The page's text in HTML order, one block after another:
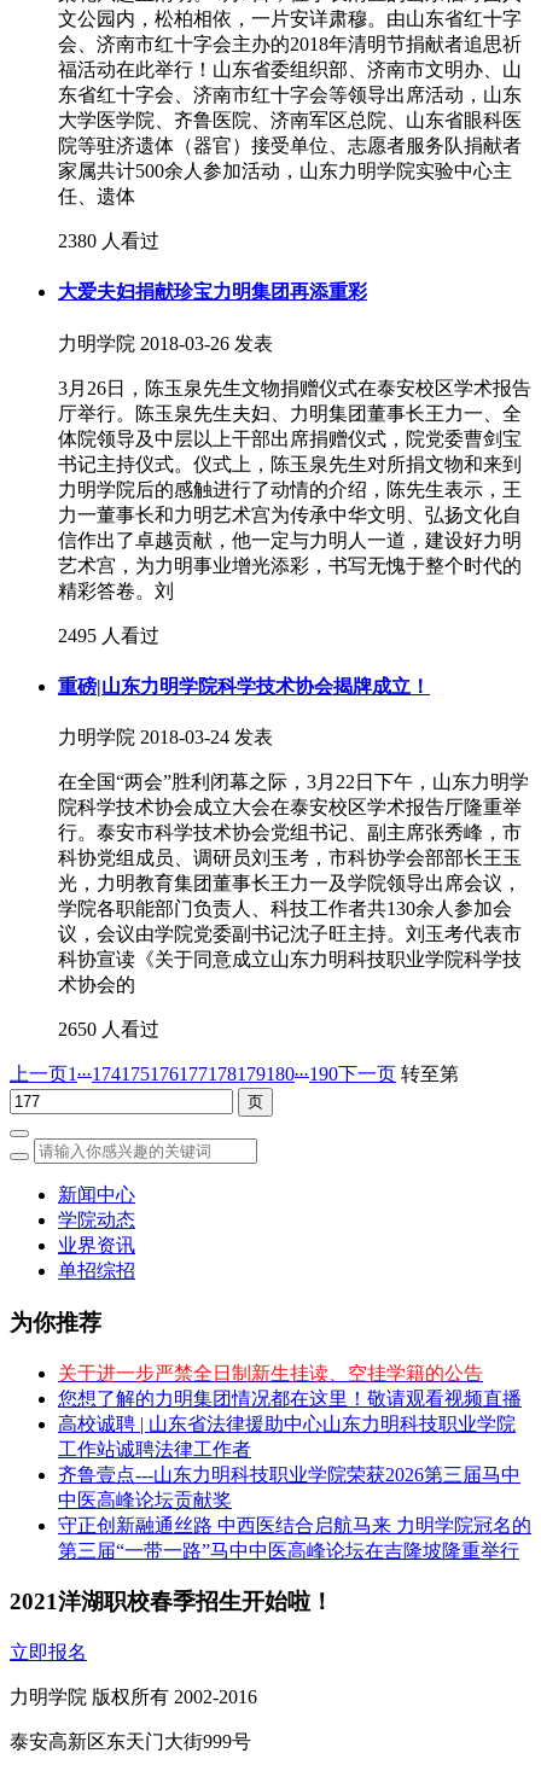
文公园内，松柏相依，一片安详肃穆。由山东省红十字
会、济南市红十字会主办的2018年清明节捐献者追思祈
福活动在此举行！山东省委组织部、济南市文明办、山
东省红十字会、济南市红十字会等领导出席活动，山东
大学医学院、齐鲁医院、济南军区总院、山东省眼科医
院等驻济遗体（器官）接受单位、志愿者服务队捐献者
家属共计500余人参加活动，山东力明学院实验中心主
任、遗体
2380 人看过
大爱夫妇捐献珍宝力明集团再添重彩
力明学院 2018-03-26 发表
3月26日，陈玉泉先生文物捐赠仪式在泰安校区学术报告
厅举行。陈玉泉先生夫妇、力明集团董事长王力一、全
体院领导及中层以上干部出席捐赠仪式，院党委曹剑宝
书记主持仪式。仪式上，陈玉泉先生对所捐文物和来到
力明学院后的感触进行了动情的介绍，陈先生表示，王
力一董事长和力明艺术宫为传承中华文明、弘扬文化自
信作出了卓越贡献，他一定与力明人一道，建设好力明
艺术宫，为力明事业增光添彩，书写无愧于整个时代的
精彩答卷。刘
2495 人看过
重磅|山东力明学院科学技术协会揭牌成立！
力明学院 2018-03-24 发表
在全国“两会”胜利闭幕之际，3月22日下午，山东力明学
院科学技术协会成立大会在泰安校区学术报告厅隆重举
行。泰安市科学技术协会党组书记、副主席张秀峰，市
科协党组成员、调研员刘玉考，市科协学会部部长王玉
光，力明教育集团董事长王力一及学院领导出席会议，
学院各职能部门负责人、科技工作者共130余人参加会
议，会议由学院党委副书记沈子旺主持。刘玉考代表市
科协宣读《关于同意成立山东力明科技职业学院科学技
术协会的
2650 人看过
上一页1...174175176177178179180...190下一页 转至第
新闻中心
学院动态
业界资讯
单招综招
为你推荐
关于进一步严禁全日制新生挂读、空挂学籍的公告
您想了解的力明集团情况都在这里！敬请观看视频直播
高校诚聘 | 山东省法律援助中心山东力明科技职业学院
工作站诚聘法律工作者
齐鲁壹点---山东力明科技职业学院荣获2026第三届马中
中医高峰论坛贡献奖
守正创新融通丝路 中西医结合启航马来 力明学院冠名的
第三届“一带一路”马中中医高峰论坛在吉隆坡隆重举行
2021洋湖职校春季招生开始啦！
立即报名
力明学院 版权所有 2002-2016
泰安高新区东天门大街999号